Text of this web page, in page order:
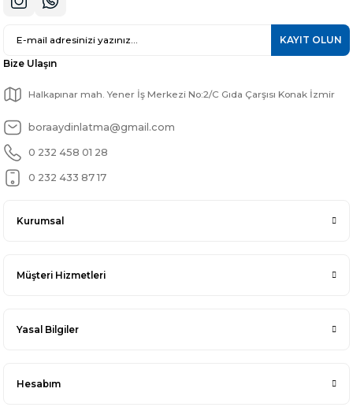
KAYIT OLUN
Bize Ulaşın
Halkapınar mah. Yener İş Merkezi No:2/C Gıda Çarşısı Konak İzmir
boraaydinlatma@gmail.com
0 232 458 01 28
0 232 433 87 17
Kurumsal
Müşteri Hizmetleri
Yasal Bilgiler
Hesabım